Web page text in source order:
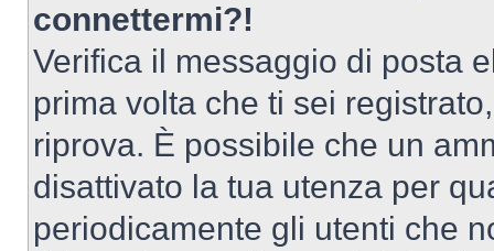
connettermi?!
Verifica il messaggio di posta
prima volta che ti sei
riprova. È possibile che un
disattivato la tua utenza per
periodicamente gli utenti che